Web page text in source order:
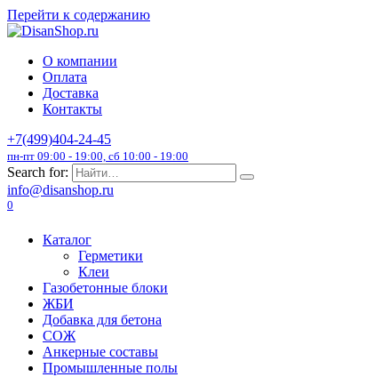
Перейти к содержанию
О компании
Оплата
Доставка
Контакты
+7(499)404-24-45
пн-пт 09:00 - 19:00, сб 10:00 - 19:00
Search for:
info@disanshop.ru
0
Каталог
Герметики
Клеи
Газобетонные блоки
ЖБИ
Добавка для бетона
СОЖ
Анкерные составы
Промышленные полы